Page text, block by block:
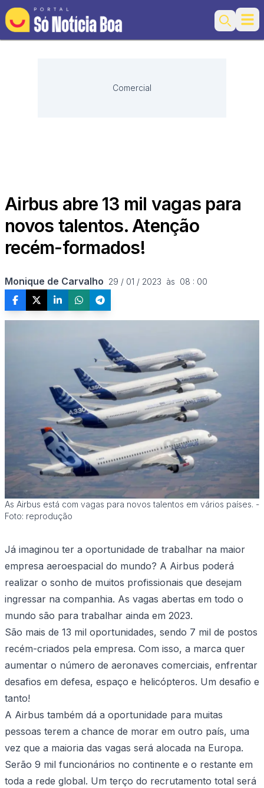
Search
Comercial
Airbus abre 13 mil vagas para
novos talentos. Atenção
recém-formados!
Monique de Carvalho 29 / 01 / 2023  às  08 : 00
As Airbus está com vagas para novos talentos em vários países. -
Foto: reprodução
Já imaginou ter a oportunidade de trabalhar na maior
empresa aeroespacial do mundo? A Airbus poderá
realizar o sonho de muitos profissionais que desejam
ingressar na companhia. As vagas abertas em todo o
mundo são para trabalhar ainda em 2023.
São mais de 13 mil oportunidades, sendo 7 mil de postos
recém-criados pela empresa. Com isso, a marca quer
aumentar o número de aeronaves comerciais, enfrentar
desafios em defesa, espaço e helicópteros. Um desafio e
tanto!
A Airbus também dá a oportunidade para muitas
pessoas terem a chance de morar em outro país, uma
vez que a maioria das vagas será alocada na Europa.
Serão 9 mil funcionários no continente e o restante em
toda a rede global. Um terço do recrutamento total será